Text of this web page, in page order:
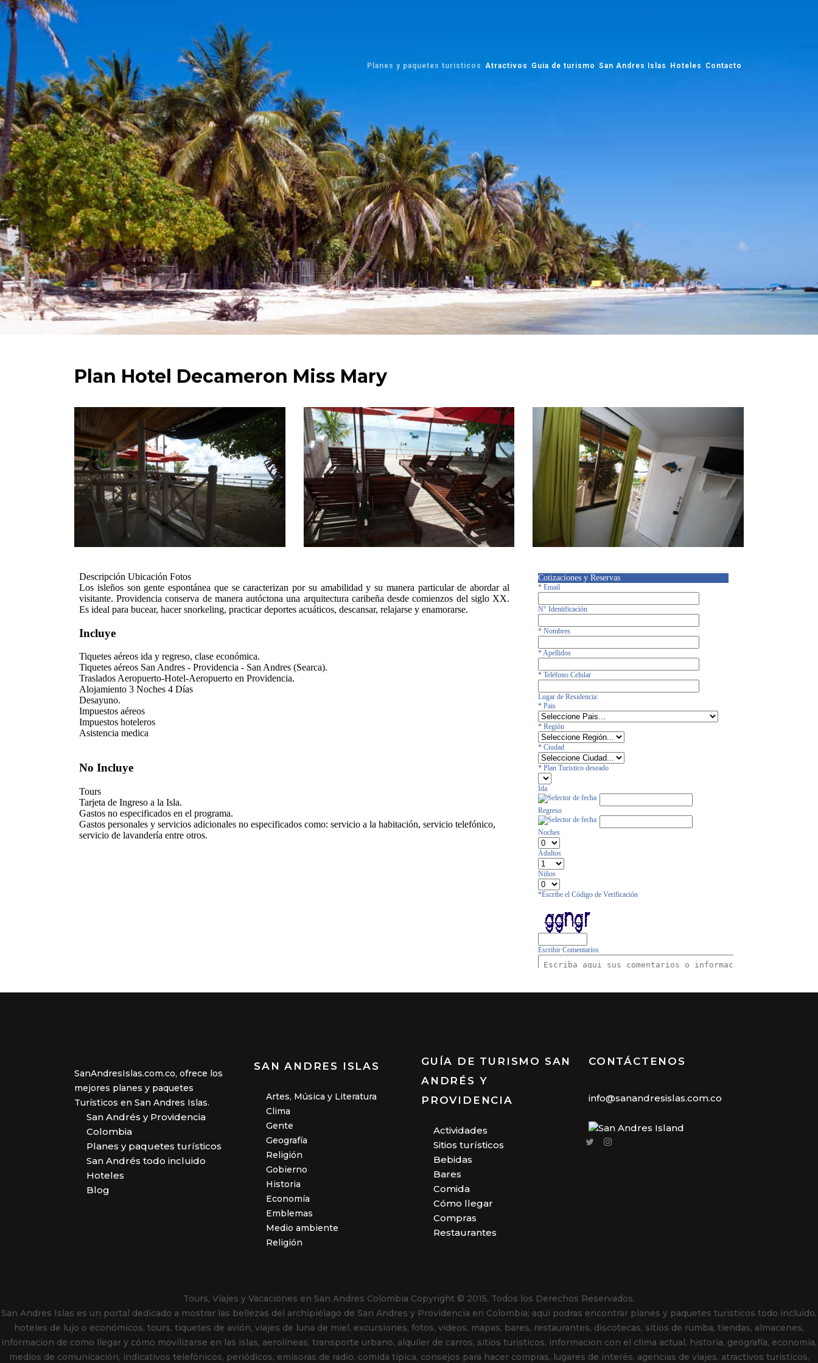
Planes y paquetes turisticos Atractivos Guia de turismo San Andres Islas Hoteles Contacto
Plan Hotel Decameron Miss Mary
SanAndresIslas.com.co, ofrece los
mejores planes y paquetes
Turísticos en San Andres Islas.
San Andrés y Providencia
Colombia
Planes y paquetes turísticos
San Andrés todo incluido
Hoteles
Blog
SAN ANDRES ISLAS
Artes, Música y Literatura
Clima
Gente
Geografía
Religión
Gobierno
Historia
Economía
Emblemas
Medio ambiente
Religión
GUÍA DE TURISMO SAN
ANDRÉS Y
PROVIDENCIA
Actividades
Sitios turísticos
Bebidas
Bares
Comida
Cómo llegar
Compras
Restaurantes
CONTÁCTENOS
info@sanandresislas.com.co
Tours, Viajes y Vacaciones en San Andres Colombia Copyright © 2015. Todos los Derechos Reservados.
San Andres Islas es un portal dedicado a mostrar las bellezas del archipiélago de San Andres y Providencia en Colombia; aqui podras encontrar planes y paquetes turisticos todo incluido,
hoteles de lujo o económicos, tours, tiquetes de avión, viajes de luna de miel, excursiones, fotos, videos, mapas, bares, restaurantes, discotecas, sitios de rumba, tiendas, almacenes,
informacion de como llegar y cómo movilizarse en las islas, aerolíneas, transporte urbano, alquiler de carros, sitios turisticos, informacion con el clima actual, historia, geografía, economía,
medios de comunicación, indicativos telefónicos, periódicos, emisoras de radio, comida típica, consejos para hacer compras, lugares de interés, agencias de viajes, atractivos turisticos,